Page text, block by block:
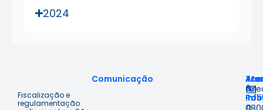
2024
Fiscalização e
regulamentação
Comunicação
à
&